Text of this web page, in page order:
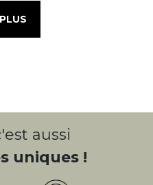
aussi
uniques !